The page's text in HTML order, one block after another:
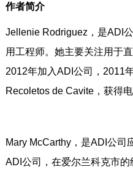
作者简介
Jellenie Rodriguez，是ADI
用工程师。她主要关注用于
2012年加入ADI公司，2011
Recoletos de Cavite，获得
Mary McCarthy，是ADI公司
ADI公司，在爱尔兰科克市